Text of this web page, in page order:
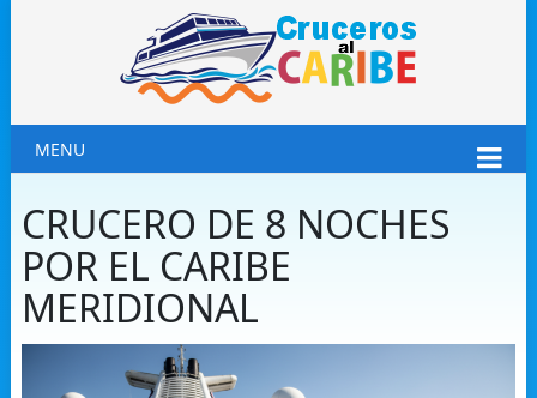
MENU
CRUCERO DE 8 NOCHES
POR EL CARIBE
MERIDIONAL